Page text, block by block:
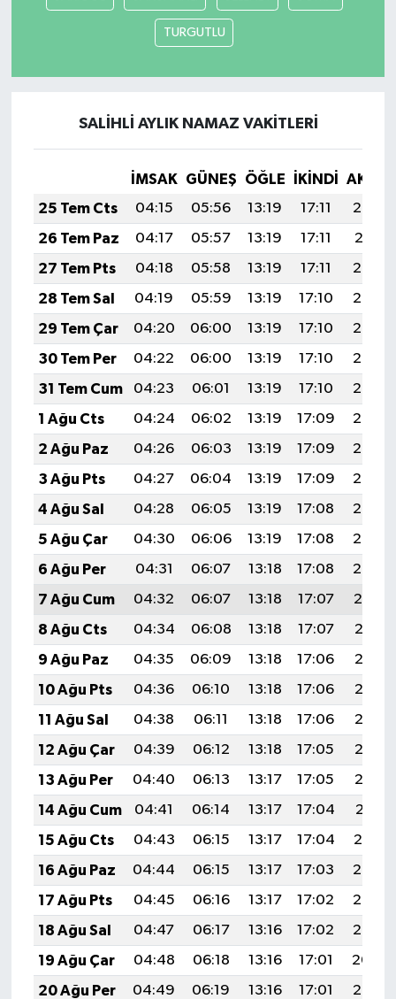
TURGUTLU
SALİHLİ AYLIK NAMAZ VAKITLERI
İMSAK GÜNEŞ ÖĞLE İKINDI
25 Tem Cts
04:15 05:56 13:19 17:11
20:32
26 Tem Paz
04:17 05:57 13:19 17:11
20:31
27 Tem Pts
04:18 05:58 13:19 17:11
20:30
28 Tem Sal
04:19 05:59 13:19 17:10
20:29
29 Tem Çar
04:20 06:00 13:19 17:10
20:28
30 Tem Per
04:22 06:00 13:19 17:10
20:28
31 Tem Cum
04:23 06:01 13:19 17:10
20:27
1 Ağu Cts
04:24 06:02 13:19 17:09
20:26
2 Ağu Paz
04:26 06:03 13:19 17:09
20:25
3 Ağu Pts
04:27 06:04 13:19 17:09
20:24
4 Ağu Sal
04:28 06:05 13:19 17:08
20:23
5 Ağu Çar
04:30 06:06 13:19 17:08
20:22
6 Ağu Per
04:31 06:07 13:18 17:08
20:20
7 Ağu Cum
04:32 06:07 13:18 17:07
20:19
8 Ağu Cts
04:34 06:08 13:18 17:07
20:18
9 Ağu Paz
04:35 06:09 13:18 17:06
20:17
10 Ağu Pts
04:36 06:10 13:18 17:06
20:16
11 Ağu Sal
04:38 06:11 13:18 17:06
20:15
12 Ağu Çar
04:39 06:12 13:18 17:05
20:13
13 Ağu Per
04:40 06:13 13:17 17:05
20:12
14 Ağu Cum
04:41 06:14 13:17 17:04
20:11
15 Ağu Cts
04:43 06:15 13:17 17:04
20:10
16 Ağu Paz
04:44 06:15 13:17 17:03
20:08
17 Ağu Pts
04:45 06:16 13:17 17:02
20:07
18 Ağu Sal
04:47 06:17 13:16 17:02
20:06
19 Ağu Çar
04:48 06:18 13:16 17:01
20:04
20 Ağu Per
04:49 06:19 13:16 17:01
20:03